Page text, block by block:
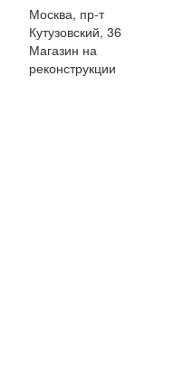
Москва, пр-т
Кутузовский, 36
Магазин на
реконструкции